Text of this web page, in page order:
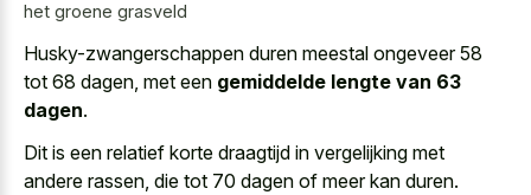
het groene grasveld
Husky-zwangerschappen duren meestal ongeveer 58
tot 68 dagen, met een gemiddelde lengte van 63
dagen.
Dit is een relatief korte draagtijd in vergelijking met
andere rassen, die tot 70 dagen of meer kan duren.